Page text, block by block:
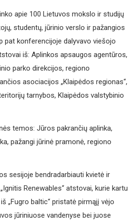
apie 100 Lietuvos mokslo ir studijų
studentų, jūrinio verslo ir pažangios
pat konferencijoje dalyvavo viešojo
iš: Aplinkos apsaugos agentūros,
parko direkcijos, regiono
asociacijos „Klaipėdos regionas“,
tarnybos, Klaipėdos valstybinio
temos: Jūros pakrančių aplinka,
pažangi jūrinė pramonė, regiono
sesijoje bendradarbiauti kvietė ir
Renewables“ atstovai, kurie kartu
„Fugro baltic“ pristatė pirmąjį vėjo
jūriniuose vandenyse bei juose